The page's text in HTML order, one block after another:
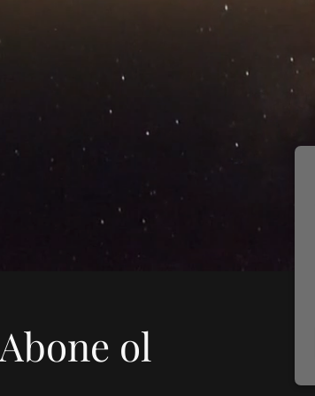
Abone ol